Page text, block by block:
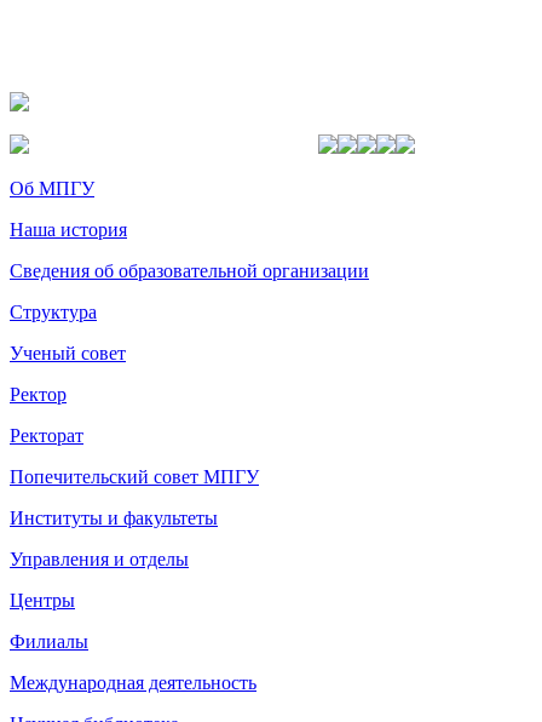
Об МПГУ
Наша история
Сведения об образовательной организации
Структура
Ученый совет
Ректор
Ректорат
Попечительский совет МПГУ
Институты и факультеты
Управления и отделы
Центры
Филиалы
Международная деятельность